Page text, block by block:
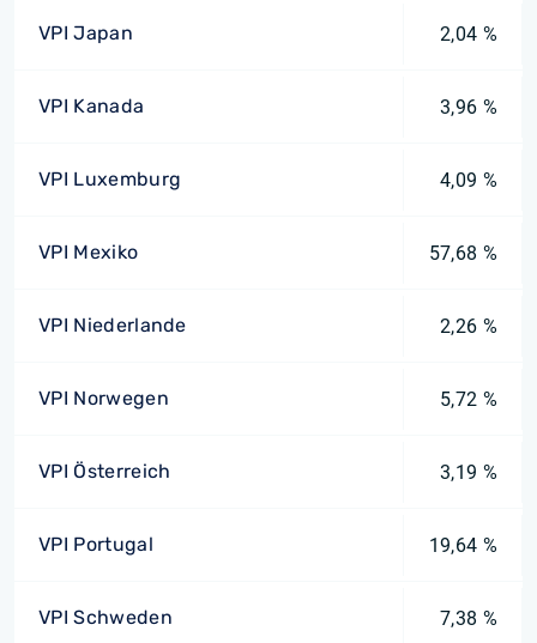
VPI Japan 2,04 %
VPI Kanada 3,96 %
VPI Luxemburg 4,09 %
VPI Mexiko 57,68 %
VPI Niederlande 2,26 %
VPI Norwegen 5,72 %
VPI Österreich 3,19 %
VPI Portugal 19,64 %
VPI Schweden 7,38 %